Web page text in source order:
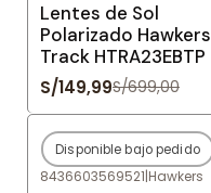
Lentes de Sol
Polarizado Hawkers
Track HTRA23EBTP
S/149,99S/699,00
-80%OFF
Agotado
Disponible bajo pedido
8436603569521|Hawkers